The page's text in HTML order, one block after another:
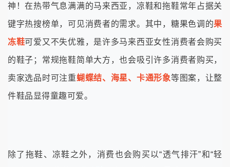
神！在热带气息满满的马来西亚，凉鞋和拖鞋常年占据关
键字热搜榜单，可见消费者的需求。其中，糖果色调的果
冻鞋可爱又不失优雅，是许多马来西亚女性消费者会购买
的鞋子；常规拖鞋简单大方，也会吸引许多消费者购买，
卖家选品时可注重蝴蝶结、海星、卡通形象等图案，让整
件鞋品显得童趣可爱。
除了拖鞋、凉鞋之外，消费也会购买以“透气排汗”和“轻